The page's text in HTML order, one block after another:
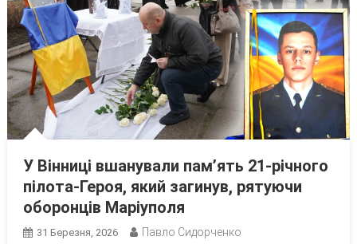
У Вінниці вшанували пам’ять 21-річного
пілота-Героя, який загинув, рятуючи
оборонців Маріуполя
31 Березня, 2026 Павло Сидорченко